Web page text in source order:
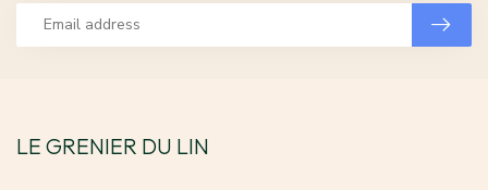
LE GRENIER DU LIN